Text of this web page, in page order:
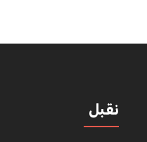
نقبل